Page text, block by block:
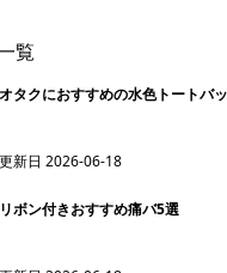
覧
オタクにおすすめの水色トートバ
更新日2026-06-18
リボン付きおすすめ痛バ5選